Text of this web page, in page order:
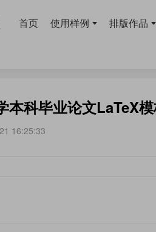
首页 使用样例 排版作品
本科毕业论文LaTeX
16:25:33